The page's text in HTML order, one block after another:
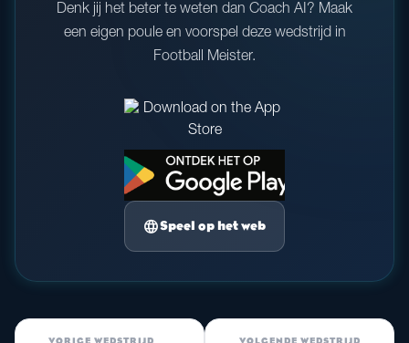
Denk jij het beter te weten dan Coach AI? Maak
een eigen poule en voorspel deze wedstrijd in
Football Meister.
languageSpeel op het web
VORIGE WEDSTRIJD VOLGENDE WEDSTRIJD